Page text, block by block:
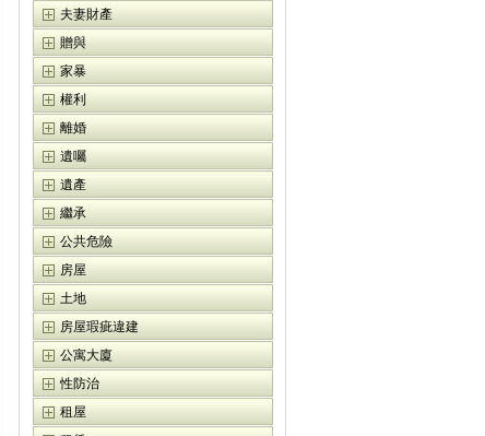
夫妻財產
贈與
家暴
權利
離婚
遺囑
遺產
繼承
公共危險
房屋
土地
房屋瑕疵違建
公寓大廈
性防治
租屋